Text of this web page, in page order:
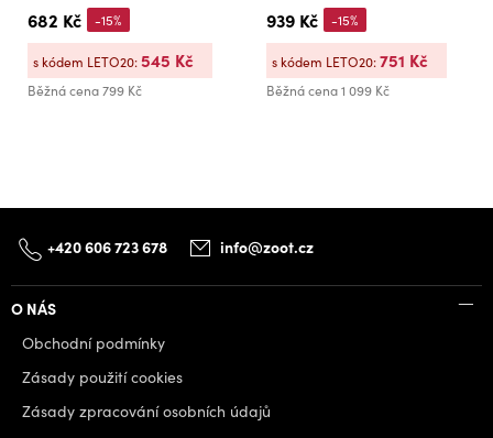
682 Kč
Běžná cena799 Kč
-15%
s kódem LETO20:545 Kč
939 Kč
Běžná cena1 099 Kč
-15%
s kódem LETO20:751 Kč
+420 606 723 678 info@zoot.cz
O NÁS
Obchodní podmínky
Zásady použití cookies
Zásady zpracování osobních údajů